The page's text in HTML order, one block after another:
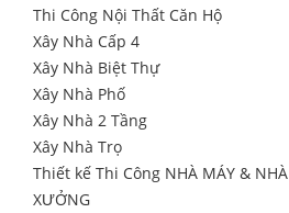
Thi Công Nội Thất Căn Hộ
Xây Nhà Cấp 4
Xây Nhà Biệt Thự
Xây Nhà Phố
Xây Nhà 2 Tầng
Xây Nhà Trọ
Thiết kế Thi Công NHÀ MÁY & NHÀ
XƯỞNG